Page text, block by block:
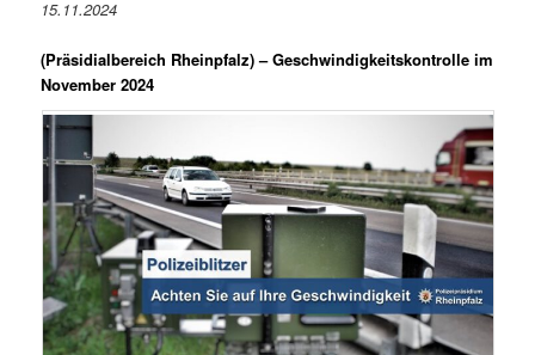
15.11.2024
(Präsidialbereich Rheinpfalz)– Geschwindigkeitskontrolle im
November 2024